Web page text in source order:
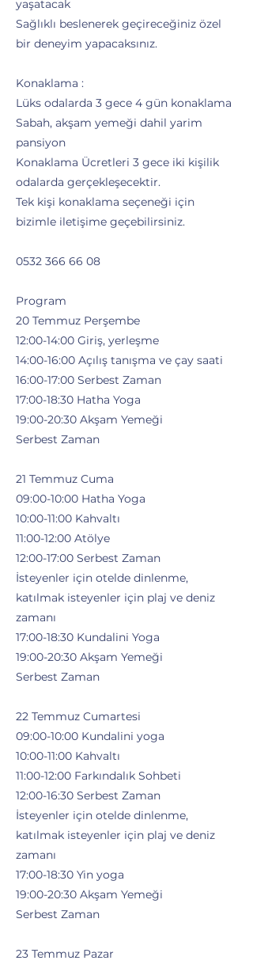
yaşatacak
Sağlıklı beslenerek geçireceğiniz özel
bir deneyim yapacaksınız.
Konaklama :
Lüks odalarda 3 gece 4 gün konaklama
Sabah, akşam yemeği dahil yarim
pansiyon
Konaklama Ücretleri 3 gece iki kişilik
odalarda gerçekleşecektir.
Tek kişi konaklama seçeneği için
bizimle iletişime geçebilirsiniz.
0532 366 66 08
Program
20 Temmuz Perşembe
12:00-14:00 Giriş, yerleşme
14:00-16:00 Açılış tanışma ve çay saati
16:00-17:00 Serbest Zaman
17:00-18:30 Hatha Yoga
19:00-20:30 Akşam Yemeği
Serbest Zaman
21 Temmuz Cuma
09:00-10:00 Hatha Yoga
10:00-11:00 Kahvaltı
11:00-12:00 Atölye
12:00-17:00 Serbest Zaman
İsteyenler için otelde dinlenme,
katılmak isteyenler için plaj ve deniz
zamanı
17:00-18:30 Kundalini Yoga
19:00-20:30 Akşam Yemeği
Serbest Zaman
22 Temmuz Cumartesi
09:00-10:00 Kundalini yoga
10:00-11:00 Kahvaltı
11:00-12:00 Farkındalık Sohbeti
12:00-16:30 Serbest Zaman
İsteyenler için otelde dinlenme,
katılmak isteyenler için plaj ve deniz
zamanı
17:00-18:30 Yin yoga
19:00-20:30 Akşam Yemeği
Serbest Zaman
23 Temmuz Pazar